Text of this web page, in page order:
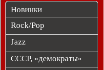
Новинки
Rock/Pop
Jazz
СССР, «демократы»